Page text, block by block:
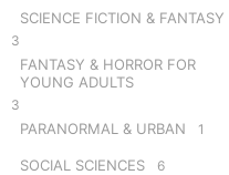
SCIENCE FICTION & FANTASY
3
FANTASY & HORROR FOR
YOUNG ADULTS
3
PARANORMAL & URBAN 1
SOCIAL SCIENCES 6